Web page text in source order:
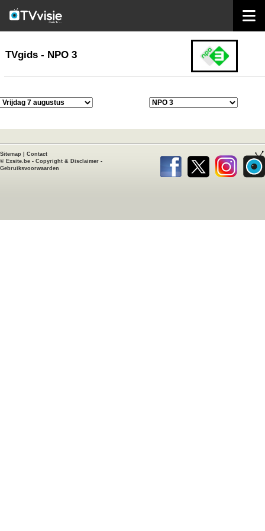
TVgids
TVgids - NPO 3
Sitemap
Contact
© Exsite.be - Copyright & Disclaimer -
Gebruiksvoorwaarden